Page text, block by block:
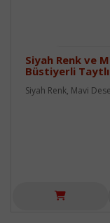
Siyah Renk ve
Büstiyerli
Siyah Renk, Mavi